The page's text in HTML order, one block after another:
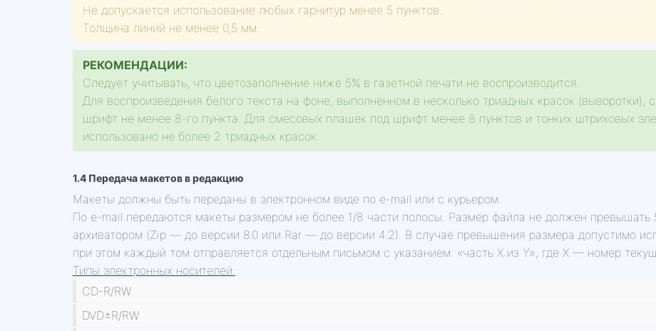
Не допускается использование любых гарнитур менее 5 пунктов.
Толщина линий не менее 0,5 мм.
РЕКОМЕНДАЦИИ:
Следует учитывать, что цветозаполнение ниже 5% в газетной печати не воспроизводится.
Для воспроизведения белого текста на фоне, выполненном в несколько триадных красок (выворотки),
шрифт не менее 8-го пункта. Для смесовых плашек под шрифт менее 8 пунктов и тонких штриховых
использовано не более 2 триадных красок.
1.4 Передача макетов в редакцию
Макеты должны быть переданы в электронном виде по e-mail или с курьером.
По e-mail передаются макеты размером не более 1/8 части полосы. Размер файла не должен
архиватором (Zip — до версии 8.0 или Rar — до версии 4.2). В случае превышения размера допустимо
при этом каждый том отправляется отдельным письмом с указанием: «часть X из Y», где X — номер
Типы электронных носителей:
CD-R/RW
DVD±R/RW